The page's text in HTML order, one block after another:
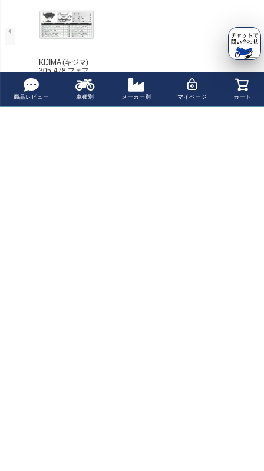
商品レビュー 車種別 メーカー別 マイページ カート
KIJIMA (キジマ)
305-478 フェア
リングKIT補修部